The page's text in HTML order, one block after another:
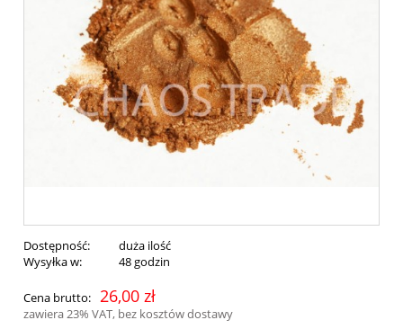
Dostępność:
duża ilość
Wysyłka w:
48 godzin
Cena brutto: 26,00 zł
zawiera 23% VAT, bez kosztów dostawy